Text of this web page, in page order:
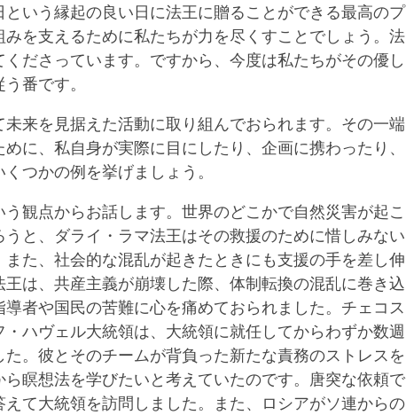
という縁起の良い日に法王に贈ることができる最高のプ
みを支えるために私たちが力を尽くすことでしょう。法
ださっています。ですから、今度は私たちがその優し
番です。
来を見据えた活動に取り組んでおられます。その一端
に、私自身が実際に目にしたり、企画に携わったり、
つかの例を挙げましょう。
う観点からお話します。世界のどこかで自然災害が起こ
と、ダライ・ラマ法王はその救援のために惜しみない
た、社会的な混乱が起きたときにも支援の手を差し伸
は、共産主義が崩壊した際、体制転換の混乱に巻き込
導者や国民の苦難に心を痛めておられました。チェコス
・ハヴェル大統領は、大統領に就任してからわずか数週
。彼とそのチームが背負った新たな責務のストレスを
瞑想法を学びたいと考えていたのです。唐突な依頼で
えて大統領を訪問しました。また、ロシアがソ連からの